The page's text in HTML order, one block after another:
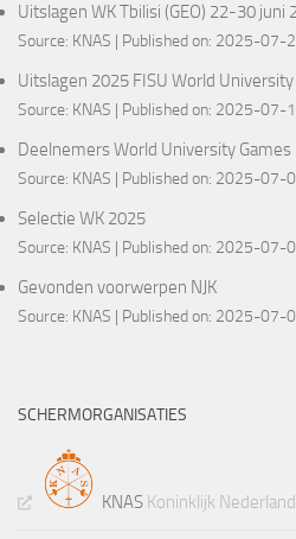
Uitslagen WK Tbilisi (GEO) 22-30 juni
Source: KNAS Published on: 2025-07-
Uitslagen 2025 FISU World
Source: KNAS Published on: 2025-07-
Deelnemers World University Games
Source: KNAS Published on: 2025-07-
Selectie WK 2025
Source: KNAS Published on: 2025-07-
Gevonden voorwerpen NJK
Source: KNAS Published on: 2025-07-
SCHERMORGANISATIES
KNAS Koninklijk